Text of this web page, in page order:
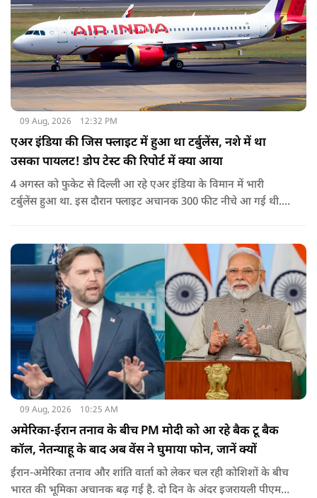
09 Aug, 2026 12:32 PM
एअर इंडिया की जिस फ्लाइट में हुआ था टर्बुलेंस, नशे में था
उसका पायलट! डोप टेस्ट की रिपोर्ट में क्या आया
4 अगस्त को फुकेट से दिल्ली आ रहे एअर इंडिया के विमान में भारी
टर्बुलेंस हुआ था. इस दौरान फ्लाइट अचानक 300 फीट नीचे आ गई थी.
09 Aug, 2026 10:25 AM
अमेरिका-ईरान तनाव के बीच PM मोदी को आ रहे बैक टू बैक
कॉल, नेतन्याहू के बाद अब वेंस ने घुमाया फोन, जानें क्यों
ईरान-अमेरिका तनाव और शांति वार्ता को लेकर चल रही कोशिशों के बीच
भारत की भूमिका अचानक बढ़ गई है. दो दिन के अंदर इजरायली पीएम